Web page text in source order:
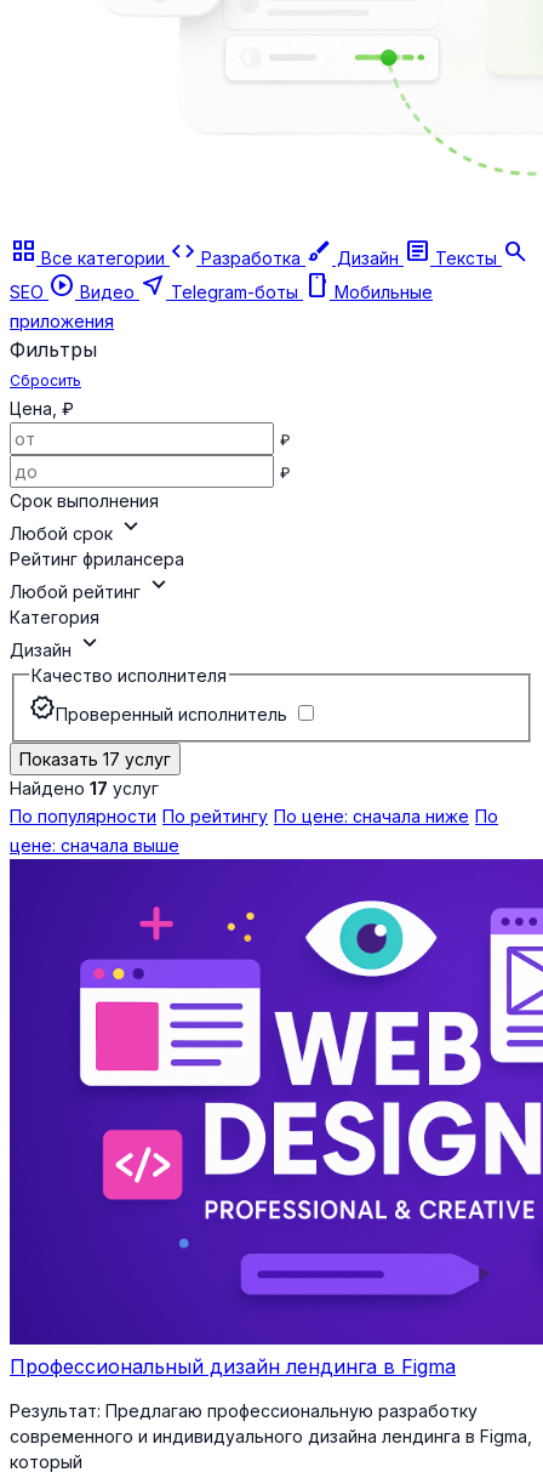
grid_view Все категории code Разработка brush Дизайн article Тексты search
SEO play_circle Видео near_me Telegram-боты smartphone Мобильные
приложения
Фильтры
Сбросить
Цена, ₽
₽
₽
Срок выполнения
Любой срок expand_more
Рейтинг фрилансера
Любой рейтинг expand_more
Категория
Дизайн expand_more
Качество исполнителя
verifiedПроверенный исполнитель
Показать 17 услуг
Найдено 17 услуг
По популярности По рейтингу По цене: сначала ниже По
цене: сначала выше
Профессиональный дизайн лендинга в Figma
Результат: Предлагаю профессиональную разработку
современного и индивидуального дизайна лендинга в Figma,
который